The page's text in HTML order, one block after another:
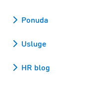
Ponuda
Usluge
HR blog